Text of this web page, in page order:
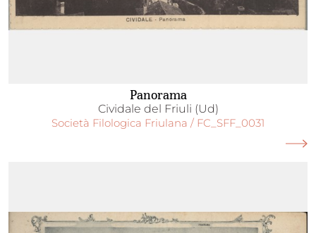
Panorama
Cividale del Friuli (Ud)
Società Filologica Friulana / FC_SFF_0031